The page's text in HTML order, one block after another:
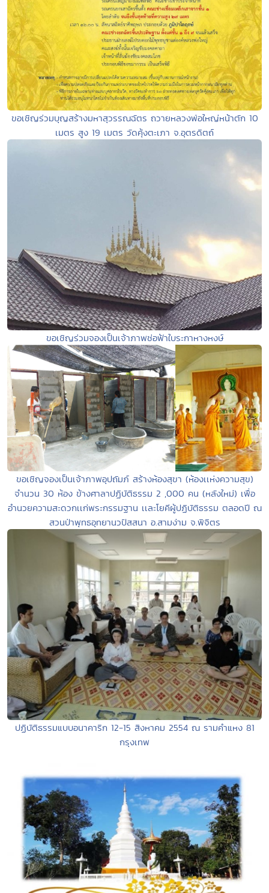
ขอเชิญร่วมบุญสร้างมหาสุวรรณฉัตร ถวายหลวงพ่อใหญ่หน้าตัก 10
เมตร สูง 19 เมตร วัดคุ้งตะเภา จ.อุตรดิตถ์
ขอเชิญร่วมจองเป็นเจ้าภาพช่อฟ้าใบระกาหางหงษ์
ขอเชิญจองเป็นเจ้าภาพอุปถัมภ์ สร้างห้องสุขา (ห้องเเห่งความสุข)
จำนวน 30 ห้อง ข้างศาลาปฏิบัติธรรม 2 ,000 คน (หลังใหม่) เพื่อ
อำนวยความสะดวกเเก่พระกรรมฐาน เเละโยคีผู้ปฏิบัติธรรม ตลอดปี ณ
สวนป่าพุทธอุทยานวปัสสนา อ.สามง่าม จ.พิจิตร
ปฏิบัติธรรมแบบอนาคาริก 12-15 สิงหาคม 2554 ณ รามคำแหง 81
กรุงเทพ